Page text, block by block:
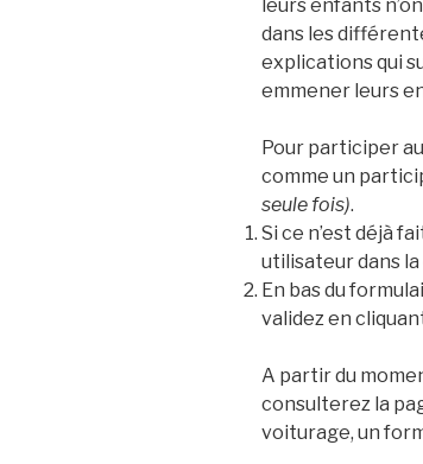
leurs enfants
dans les
explications qui
emmener leurs
Pour participer
comme un
seule fois).
Si ce n’est déjà
utilisateur dans
En bas du
validez en
A partir du
consulterez la
voiturage, un